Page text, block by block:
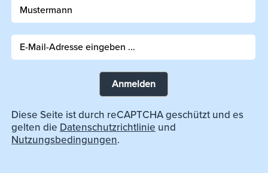
Anmelden
Diese Seite ist durch reCAPTCHA geschützt und es
gelten die Datenschutzrichtlinie und
Nutzungsbedingungen.